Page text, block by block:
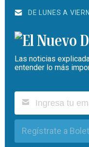
DE LUNES A
Las noticias
entender lo más
Regístrate a